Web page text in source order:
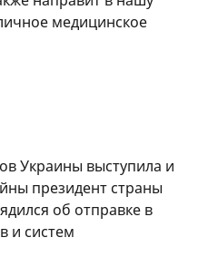
медицинское
Украины выступила и
президент страны
об отправке в
и систем